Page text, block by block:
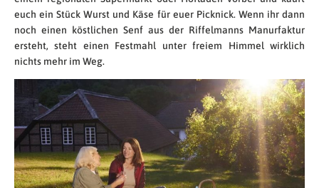
euch ein Stück Wurst und Käse für euer Picknick. Wenn ihr dann
noch einen köstlichen Senf aus der Riffelmanns Manurfaktur
ersteht, steht einen Festmahl unter freiem Himmel wirklich
nichts mehr im Weg.